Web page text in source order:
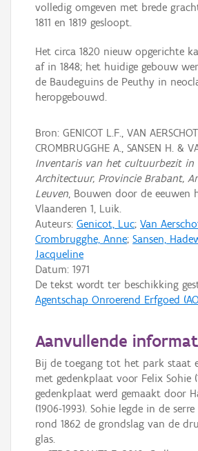
volledig omgeven met brede
1811 en 1819 gesloopt.
Het circa 1820 nieuw opgerichte
af in 1848; het huidige gebouw
de Baudeguins de Peuthy in
heropgebouwd.
Bron: GENICOT L.F., VAN
CROMBRUGGHE A., SANSEN H. &
Inventaris van het cultuurbezit in
Architectuur, Provincie Brabant,
Leuven, Bouwen door de eeuwen
Vlaanderen 1, Luik.
Auteurs: Genicot, Luc; Van
Crombrugghe, Anne; Sansen,
Jacqueline
Datum: 1971
De tekst wordt ter beschikking
Agentschap Onroerend Erfgoed
Aanvullende
Bij de toegang tot het park staat
met gedenkplaat voor Felix Sohie
gedenkplaat werd gemaakt door
(1906-1993). Sohie legde in de
rond 1862 de grondslag van de
glas.